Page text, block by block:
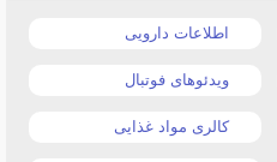
اطلاعات دارویی
ویدئوهای فوتبال
کالری مواد غذایی